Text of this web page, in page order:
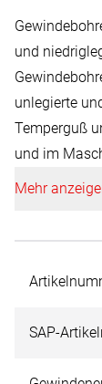
und
unlegierte
Temperguß
und im
geschnitten
Mehr
SAP-